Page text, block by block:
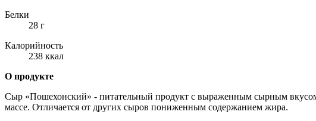
Белки
28 г
Калорийность
238 ккал
О продукте
Сыр «Пошехонский» - питательный продукт с выраженным сырным
массе. Отличается от других сыров пониженным содержанием жира.